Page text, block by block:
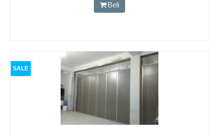
Beli
SALE